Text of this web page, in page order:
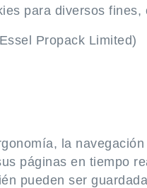
para diversos fines,
Propack Limited)
la
páginas en tiempo
pueden ser